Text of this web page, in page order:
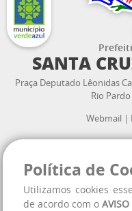
SANTA
Praça Deputado Lêonidas
Rio Pardo
Webmail |
(14)
Política de
Utilizamos cookies
de acordo com o